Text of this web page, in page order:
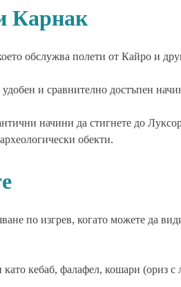
Карнак
обслужва полети от Кайро и
и сравнително достъпен
начини да стигнете до
обекти.
по изгрев, когато можете да
като кебаб, фалафел, кошари (ориз